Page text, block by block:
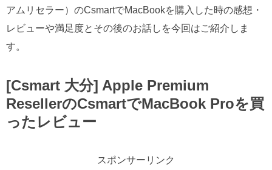
アムリセラー）のCsmartでMacBookを購入した時の感想・
レビューや満足度とその後のお話しを今回はご紹介しま
す。
[Csmart 大分] Apple Premium
ResellerのCsmartでMacBook Proを買
ったレビュー
スポンサーリンク